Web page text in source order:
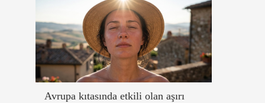
Avrupa kıtasında etkili olan aşırı